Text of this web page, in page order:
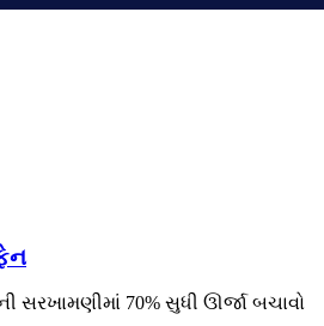
સરખામણીમાં 70% સુધી ઊર્જા બચાવો